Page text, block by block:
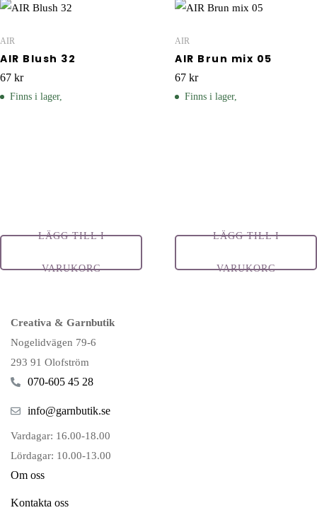
AIR
AIR Blush 32
67 kr
Finns i lager,
LÄGG TILL I
VARUKORG
AIR
AIR Brun mix 05
67 kr
Finns i lager,
LÄGG TILL I
VARUKORG
Creativa & Garnbutik
Nogelidvägen 79-6
293 91 Olofström
070-605 45 28
info@garnbutik.se
Vardagar: 16.00-18.00
Lördagar: 10.00-13.00
Om oss
Kontakta oss